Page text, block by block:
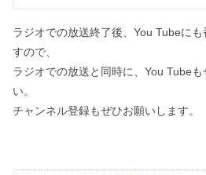
ラジオでの放送終了後、You Tubeに
すので、
ラジオでの放送と同時に、You Tube
い。
チャンネル登録もぜひお願いします。